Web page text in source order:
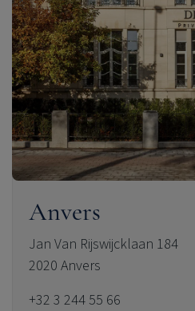
Anvers
Jan Van Rijswijcklaan 184
2020 Anvers
+32 3 244 55 66